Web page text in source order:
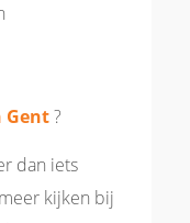
Gent?
dan iets
kijken bij